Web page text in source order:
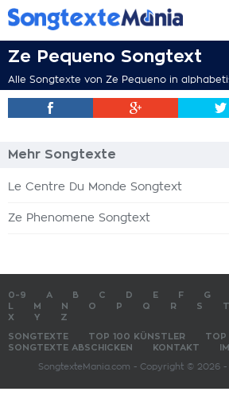
Ze Pequeno Songtext
Alle Songtexte von Ze Pequeno in
Mehr Songtexte
Le Centre Du Monde Songtext
Ze Phenomene Songtext
0-9 A B C D E F G
M N O P Q R S T
X
Y Z
SONGTEXTE TOP 100 KÜNSTLER
TOP
SONGTEXTE ABSCHICKEN
KONTAKT
SongtexteMania.com - Copyright © 2026 -